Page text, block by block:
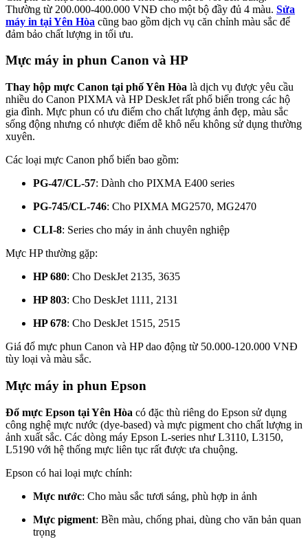
Thường từ 200.000-400.000 VNĐ cho một bộ đầy đủ 4 màu. Sửa
máy in tại Yên Hòa cũng bao gồm dịch vụ căn chỉnh màu sắc để
đảm bảo chất lượng in tối ưu.
Mực máy in phun Canon và HP
Thay hộp mực Canon tại phố Yên Hòa là dịch vụ được yêu cầu
nhiều do Canon PIXMA và HP DeskJet rất phổ biến trong các hộ
gia đình. Mực phun có ưu điểm cho chất lượng ảnh đẹp, màu sắc
sống động nhưng có nhược điểm dễ khô nếu không sử dụng thường
xuyên.
Các loại mực Canon phổ biến bao gồm:
PG-47/CL-57: Dành cho PIXMA E400 series
PG-745/CL-746: Cho PIXMA MG2570, MG2470
CLI-8: Series cho máy in ảnh chuyên nghiệp
Mực HP thường gặp:
HP 680: Cho DeskJet 2135, 3635
HP 803: Cho DeskJet 1111, 2131
HP 678: Cho DeskJet 1515, 2515
Giá đổ mực phun Canon và HP dao động từ 50.000-120.000 VNĐ
tùy loại và màu sắc.
Mực máy in phun Epson
Đổ mực Epson tại Yên Hòa có đặc thù riêng do Epson sử dụng
công nghệ mực nước (dye-based) và mực pigment cho chất lượng in
ảnh xuất sắc. Các dòng máy Epson L-series như L3110, L3150,
L5190 với hệ thống mực liên tục rất được ưa chuộng.
Epson có hai loại mực chính:
Mực nước: Cho màu sắc tươi sáng, phù hợp in ảnh
Mực pigment: Bền màu, chống phai, dùng cho văn bản quan
trọng